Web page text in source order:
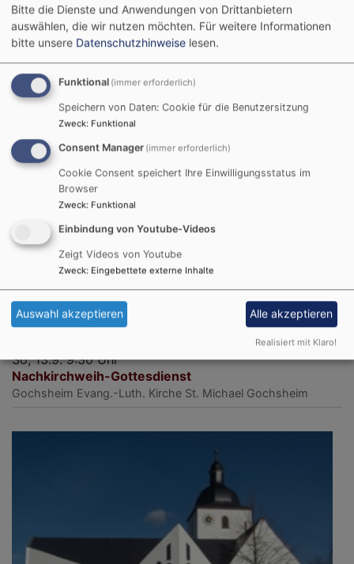
So, 6.9. 9:30 Uhr
Gochsheim
So, 13.9. 9:30 Uhr
Nachkirchweih-Gottesdienst
Gochsheim Evang.-Luth. Kirche St. Michael Gochsheim
Bitte die Dienste und Anwendungen von Drittanbietern
auswählen, die wir nutzen möchten. Für weitere Informationen
bitte unsere Datenschutzhinweise lesen.
Funktional (immer erforderlich)
Speichern von Daten: Cookie für die Benutzersitzung
Zweck: Funktional
Consent Manager (immer erforderlich)
Cookie Consent speichert Ihre Einwilligungsstatus im
Browser
Zweck: Funktional
Einbindung von Youtube-Videos
Zeigt Videos von Youtube
Zweck: Eingebettete externe Inhalte
Auswahl akzeptieren Alle akzeptieren
Realisiert mit Klaro!